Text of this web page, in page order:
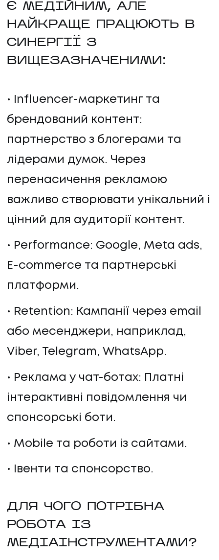
Є МЕДІЙНИМ, АЛЕ
НАЙКРАЩЕ ПРАЦЮЮТЬ В
СИНЕРГІЇ З
ВИЩЕЗАЗНАЧЕНИМИ:
Influencer-маркетинг та
брендований контент:
партнерство з блогерами та
лідерами думок. Через
перенасичення рекламою
важливо створювати унікальний і
цінний для аудиторії контент.
Performance: Google, Meta ads,
E-commerce та партнерські
платформи.
Retention: Кампанії через email
або месенджери, наприклад,
Viber, Telegram, WhatsApp.
Реклама у чат-ботах: Платні
інтерактивні повідомлення чи
спонсорські боти.
Mobile та роботи із сайтами.
Івенти та спонсорство.
ДЛЯ ЧОГО ПОТРІБНА
РОБОТА ІЗ
МЕДІАІНСТРУМЕНТАМИ?